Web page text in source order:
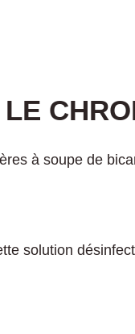
à soupe de
solution